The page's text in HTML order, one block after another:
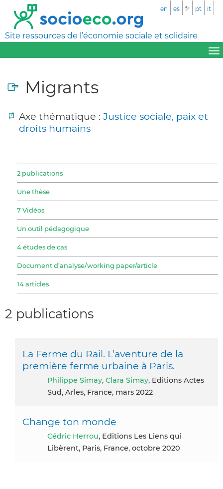
Site ressources de l’économie sociale et solidaire
en es fr pt it
Migrants
Axe thématique : Justice sociale, paix et
droits humains
2 publications
Une thèse
7 Vidéos
Un outil pédagogique
4 études de cas
Document d’analyse/working paper/article
14 articles
2 publications
La Ferme du Rail. L’aventure de la
première ferme urbaine à Paris.
Philippe Simay, Clara Simay, Editions Actes
Sud, Arles, France, mars 2022
Change ton monde
Cédric Herrou, Editions Les Liens qui
Libèrent, Paris, France, octobre 2020